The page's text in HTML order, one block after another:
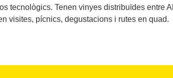
tecnològics. Tenen vinyes distribuïdes entre
visites, pícnics, degustacions i rutes en quad.